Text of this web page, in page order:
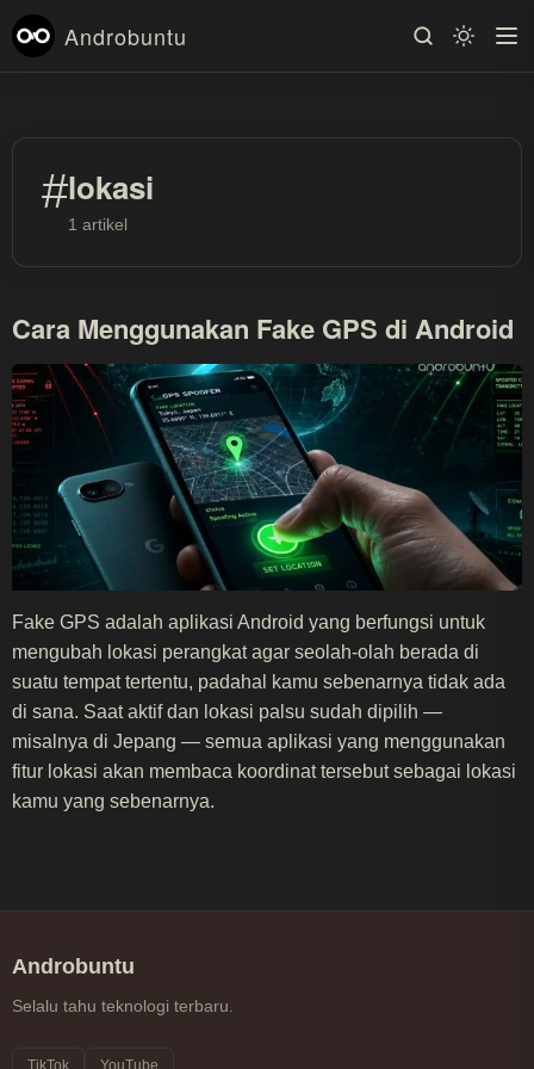
Androbuntu
#lokasi
1 artikel
Cara Menggunakan Fake GPS di Android
Fake GPS adalah aplikasi Android yang berfungsi untuk
mengubah lokasi perangkat agar seolah-olah berada di
suatu tempat tertentu, padahal kamu sebenarnya tidak ada
di sana. Saat aktif dan lokasi palsu sudah dipilih —
misalnya di Jepang — semua aplikasi yang menggunakan
fitur lokasi akan membaca koordinat tersebut sebagai lokasi
kamu yang sebenarnya.
Androbuntu
Selalu tahu teknologi terbaru.
TikTok YouTube